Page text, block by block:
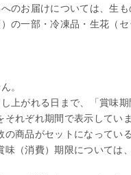
のお届けについては、生
の一部・冷凍品・生花（セ
。
上がれる日まで、「賞味
れぞれ期間で表示してい
商品がセットになってい
（消費）期限については